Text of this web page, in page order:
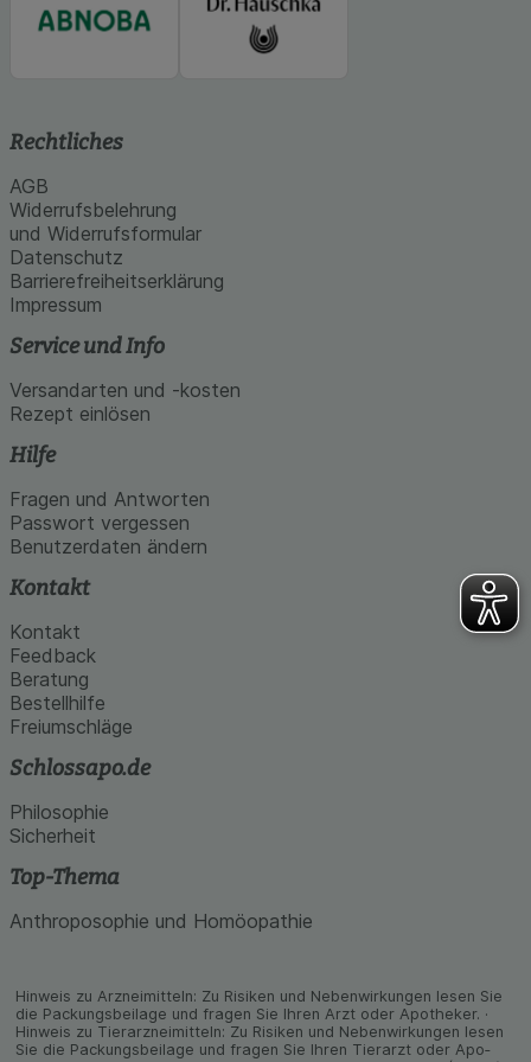
Rechtliches
AGB
Widerrufsbelehrung
und Widerrufsformular
Datenschutz
Barrierefreiheitserklärung
Impressum
Service und Info
Versandarten und -kosten
Rezept einlösen
Hilfe
Fragen und Antworten
Passwort vergessen
Benutzerdaten ändern
Kontakt
Kontakt
Feedback
Beratung
Bestellhilfe
Freiumschläge
Schlossapo.de
Philosophie
Sicherheit
Top-Thema
Anthroposophie und Homöopathie
Hinweis zu Arzneimitteln: Zu Risiken und Neben­wirkungen lesen Sie
die Packungs­beilage und fragen Sie Ihren Arzt oder Apo­theker. ·
Hinweis zu Tier­arz­nei­mitteln: Zu Risiken und Neben­wirkungen lesen
Sie die Packungs­beilage und fragen Sie Ihren Tier­arzt oder Apo­